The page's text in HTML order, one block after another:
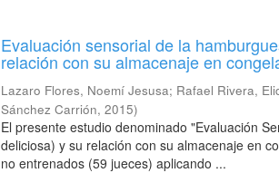
Evaluación sensorial de la
relación con su almacenaje en
Lazaro Flores, Noemí Jesusa; Rafael Rivera,
Sánchez Carrión,2015)
El presente estudio denominado "Evaluación
deliciosa) y su relación con su almacenaje en
no entrenados (59 jueces) aplicando ...